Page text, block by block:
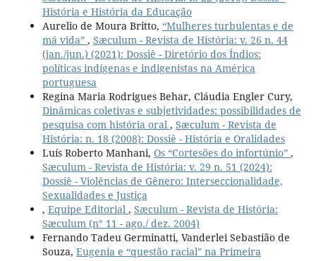
História e História da Educação
Aurelio de Moura Britto, “Mulheres turbulentas e de
má vida” , Sæculum - Revista de História: v. 26 n. 44
(jan./jun.) (2021): Dossiê - Diretório dos Índios:
políticas indígenas e indigenistas na América
portuguesa
Regina Maria Rodrigues Behar, Cláudia Engler Cury,
Dinâmicas coletivas e subjetividades: possibilidades de
pesquisa com história oral , Sæculum - Revista de
História: n. 18 (2008): Dossiê - História e Oralidades
Luís Roberto Manhani, Os “Cortesões do infortúnio” ,
Sæculum - Revista de História: v. 29 n. 51 (2024):
Dossiê - Violências de Gênero: Interseccionalidade,
Sexualidades e Justiça
, Equipe Editorial , Sæculum - Revista de História:
Sæculum (n° 11 - ago./ dez. 2004)
Fernando Tadeu Germinatti, Vanderlei Sebastião de
Souza, Eugenia e “questão racial” na Primeira